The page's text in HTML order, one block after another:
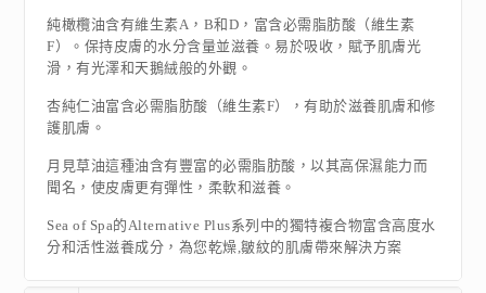
純橄欖油含有維生素A，B和D，富含必需脂肪酸（維生素
F）。保持皮膚的水分含量並滋養。易於吸收，賦予肌膚光
滑，有光澤和天鵝絨般的外觀。
杏純仁油富含必需脂肪酸（維生素F），有助於滋養肌膚和修
護肌膚。
月見草油這種油含有豐富的必需脂肪酸，以其高保濕能力而
聞名，使皮膚更有彈性，柔軟和滋養。
Sea of​​ Spa的Alternative Plus系列中的獨特複合物富含高度水
分和活性滋養成分，為您乾燥,皺紋的肌膚帶來解決方案